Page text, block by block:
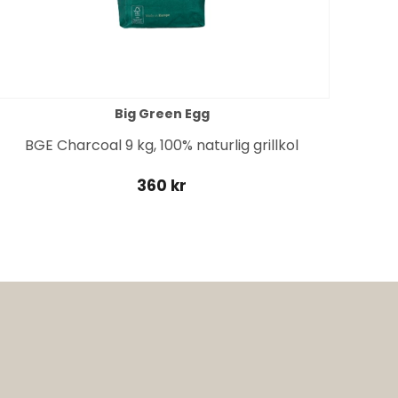
Big Green Egg
BGE Charcoal 9 kg, 100% naturlig grillkol
360 kr